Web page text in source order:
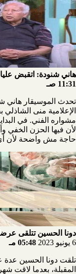
هاني شنودة: اتقبض عليا
11:31 صـ
تحدث الموسيقار هاني
الإعلامية منى
مشواره الفني. في
لأن فيها الحزن الخفي
حاجة مش واضحة لأن
دونا الحسين تتلقى عرضا
6 يونيو 2023
05:48 مـ
تلقت دونا الحسين عدة
المقبلة، بعدما لاقت